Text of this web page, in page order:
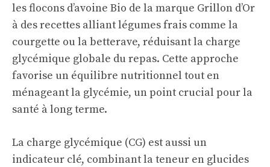
les flocons d’avoine Bio de la marque Grillon d’Or
à des recettes alliant légumes frais comme la
courgette ou labetterave, réduisant la charge
glycémique globale du repas. Cette approche
favorise un équilibre nutritionnel tout en
ménageant la glycémie, un point crucial pour la
santé à long terme.
La charge glycémique (CG) est aussi un
indicateur clé, combinant la teneur en glucides